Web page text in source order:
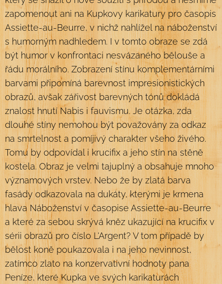
zapomenout ani na Kupkovy karikatury pro časopis
Assiette-au-Beurre, v nichž nahlížel na náboženství
s humorným nadhledem. I v tomto obraze se zdá
být humor v konfrontaci nesvázaného bělouše a
řádu morálního. Zobrazení stínu komplementárními
barvami připomíná barevnost impresionistických
obrazů, avšak zářivost barevných tónů dokládá
znalost hnutí Nabis i fauvismu. Je otázka, zda
dlouhé stíny nemohou být považovány za odkaz
na smrtelnost a pomíjivý charakter všeho živého.
Tomu by odpovídal i krucifix a jeho stín na stěně
kostela. Obraz je velmi tajuplný a obsahuje mnoho
významových vrstev. Nebo že by zlatá barva
fasády odkazovala na dukáty, kterými je krmena
hlava Náboženství v časopise Assiette-au-Beurre
a které za sebou skrývá kněz ukazující na krucifix v
sérii obrazů pro číslo L'Argent? V tom případě by
bělost koně poukazovala i na jeho nevinnost,
zatímco zlato na konzervativní hodnoty pana
Peníze, které Kupka ve svých karikaturách